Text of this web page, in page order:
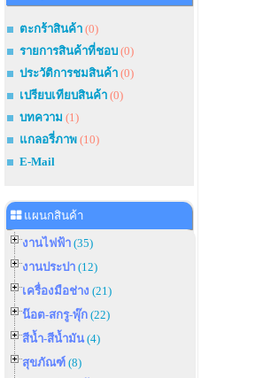
ตะกร้าสินค้า (0)
รายการสินค้าที่ชอบ (0)
ประวัติการชมสินค้า (0)
เปรียบเทียบสินค้า (0)
บทความ (1)
แกลอรี่ภาพ (10)
E-Mail
แผนกสินค้า
งานไฟฟ้า (35)
งานประปา (12)
เครื่องมือช่าง (21)
น๊อต-สกรู-พุ๊ก (22)
สีน้ำ-สีน้ำมัน(4)
สุขภัณฑ์ (8)